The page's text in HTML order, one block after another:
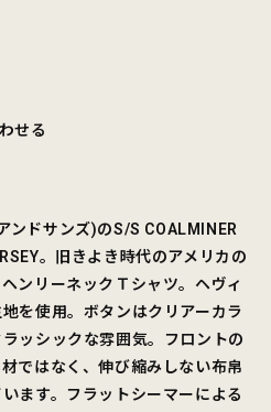
せる
ンドサンズ)のS/S COALMINER
。旧きよき時代のアメリカの
ンリーネックＴシャツ。ヘヴィ
を使用。 ボタンはクリアーカラ
ッシックな雰囲気。フロントの
ではなく、伸び縮みしない布帛
ます。フラットシーマーによる